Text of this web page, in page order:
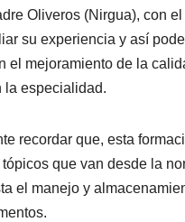
Oliveros (Nirgua), con
su experiencia y así
el mejoramiento de la
la especialidad.
recordar que, esta
que van desde la
el manejo y